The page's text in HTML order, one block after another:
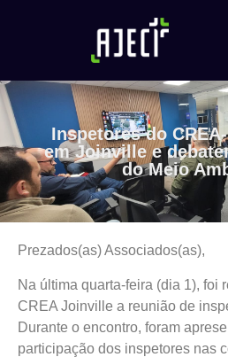
Inspetores do
em Joinville e
do Meio
Prezados(as) Associados(as),
Na última quarta-feira (dia 1), foi
CREA Joinville a reunião de
Durante o encontro, foram
participação dos inspetores nas